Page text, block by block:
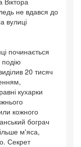
не вдався до
вулиці
починається
20 тисяч
кухарки
кожного
бограч
м'яса,
Секрет